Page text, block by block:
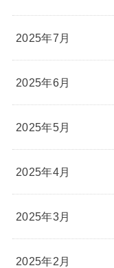
2025年7月
2025年6月
2025年5月
2025年4月
2025年3月
2025年2月